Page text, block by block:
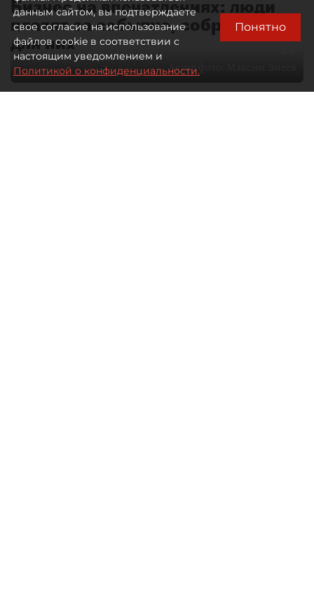
Бизнес на впечатлениях: люди
платят за событие, собранное
для них
Автор фото:
данным сайтом, вы подтверждаете
свое согласие на использование
файлов cookie в соответствии с
настоящим уведомлением и
Политикой о конфиденциальности.
Понятно